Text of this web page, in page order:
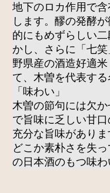
地下のロカ作用で
します。醪の発酵
的にもめずらしい
かし、さらに「七
野県産の酒造好適
て、木曽を代表す
「味わい」
木曽の節句には欠
で旨味に乏しい甘
充分な旨味があり
どこか素朴さを失
の日本酒のもつ味